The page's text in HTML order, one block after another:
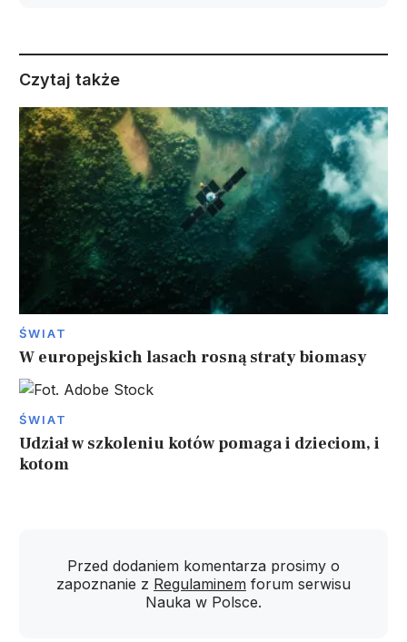
Czytaj także
ŚWIAT
W europejskich lasach rosną straty biomasy
ŚWIAT
Udział w szkoleniu kotów pomaga i dzieciom, i
kotom
Przed dodaniem komentarza prosimy o
zapoznanie z Regulaminem forum serwisu
Nauka w Polsce.